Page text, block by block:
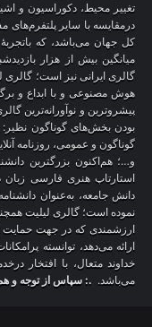
تغییر محیط، دکوراسیون و
درمقایسه با سایر پلتفرم‌های
میانگین بیش از هزار
گالری ایرانی نیز است؛ گالری
هوش مصنوعی و با ابداع و
پیشروترین و نوآورانه‌ترین
بودن بخش‌های گوناگون نظیر:
گوناگون و عمومی، روزنامه
و…؛ هم‌اکنون بزرگترین
استارتاپ هنری فارسی
دانش جامعه، به‌عنوان
نموده است؛ گالری لیلیت
ارزشمندی که در جهت حمایت
ارائه می‌دهد، توانسته
خداوند متعال، با افتخار
می‌باشد. .: سپاس از توجه و